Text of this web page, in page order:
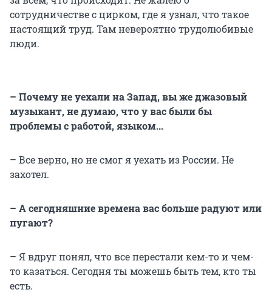
сотрудничестве с цирком, где я узнал, что такое
настоящий труд. Там невероятно трудолюбивые
люди.
– Почему не уехали на Запад, вы же джазовый
музыкант, не думаю, что у вас были бы
проблемы с работой, языком...
– Все верно, но не смог я уехать из России. Не
захотел.
– А сегодняшние времена вас больше радуют или
пугают?
– Я вдруг понял, что все перестали кем-то и чем-
то казаться. Сегодня ты можешь быть тем, кто ты
есть.